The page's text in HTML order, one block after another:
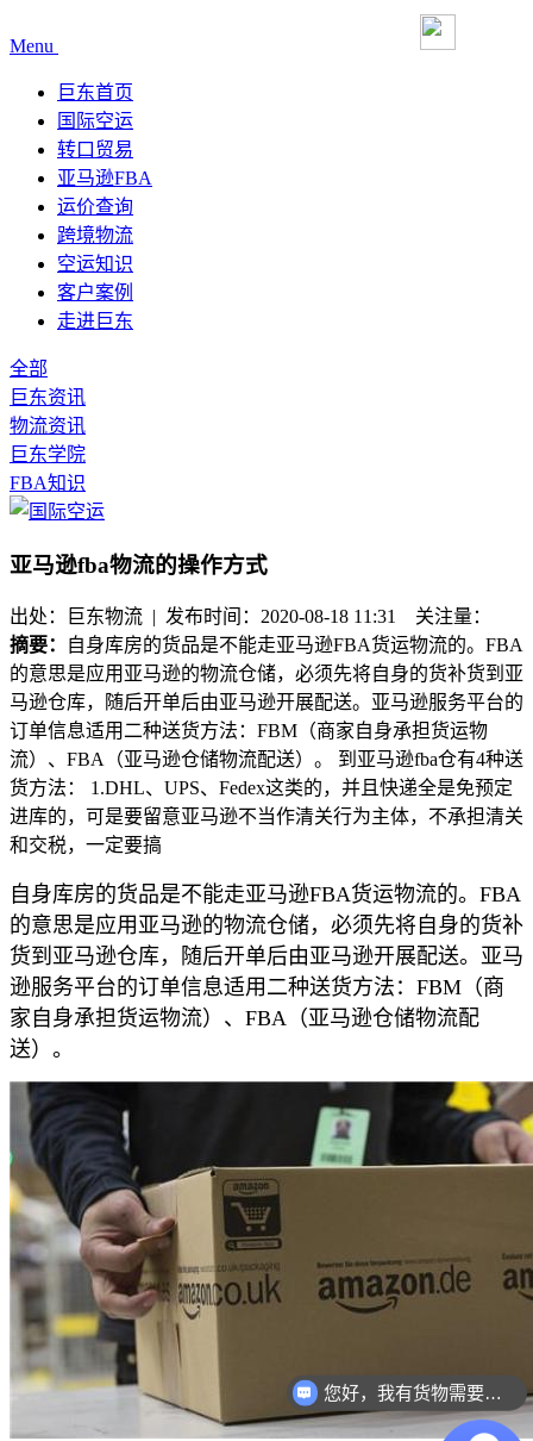
Menu
巨东首页
国际空运
转口贸易
亚马逊FBA
运价查询
跨境物流
空运知识
客户案例
走进巨东
全部
巨东资讯
物流资讯
巨东学院
FBA知识
亚马逊fba物流的操作方式
出处：巨东物流 | 发布时间：2020-08-18 11:31 关注量：
摘要：
自身库房的货品是不能走亚马逊FBA货运物流的。FBA
的意思是应用亚马逊的物流仓储，必须先将自身的货补货到亚
马逊仓库，随后开单后由亚马逊开展配送。亚马逊服务平台的
订单信息适用二种送货方法：FBM（商家自身承担货运物
流）、FBA（亚马逊仓储物流配送）。 到亚马逊fba仓有4种送
货方法： 1.DHL、UPS、Fedex这类的，并且快递全是免预定
进库的，可是要留意亚马逊不当作清关行为主体，不承担清关
和交税，一定要搞
自身库房的货品是不能走亚马逊FBA货运物流的。FBA
的意思是应用亚马逊的物流仓储，必须先将自身的货补
货到亚马逊仓库，随后开单后由亚马逊开展配送。亚马
逊服务平台的订单信息适用二种送货方法：FBM（商
家自身承担货运物流）、FBA（亚马逊仓储物流配
送）。
您好，我有货物需要你们的产品。